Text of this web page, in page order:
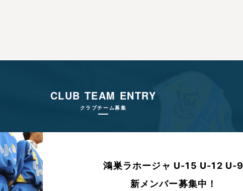
CLUB TEAM ENTRY
クラブチーム募集
鴻巣ラホージャ U-15 U-12 U-9
新メンバー募集中！